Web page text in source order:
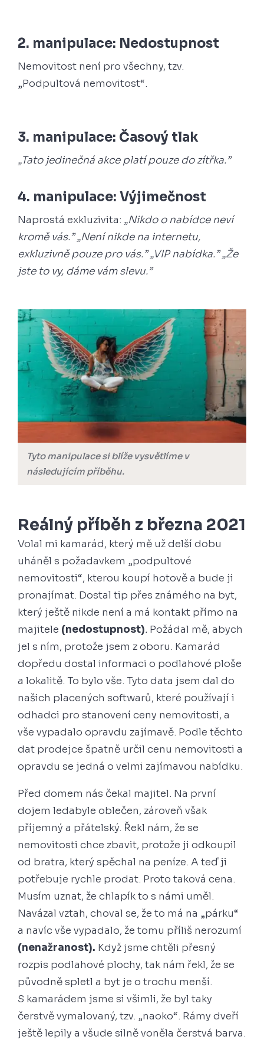
2. manipulace: Nedostupnost
Nemovitost není pro všechny, tzv.
„Podpultová nemovitost“.
3. manipulace: Časový tlak
„Tato jedinečná akce platí pouze do zítřka.”
4. manipulace: Výjimečnost
Naprostá exkluzivita: „Nikdo o nabídce neví
kromě vás.” „Není nikde na internetu,
exkluzivně pouze pro vás.” „VIP nabídka.” „Že
jste to vy, dáme vám slevu.”
Tyto manipulace si blíže vysvětlíme v
následujícím příběhu.
Reálný příběh z března 2021
Volal mi kamarád, který mě už delší dobu
uháněl s požadavkem „podpultové
nemovitosti“, kterou koupí hotově a bude ji
pronajímat. Dostal tip přes známého na byt,
který ještě nikde není a má kontakt přímo na
majitele (nedostupnost). Požádal mě, abych
jel s ním, protože jsem z oboru. Kamarád
dopředu dostal informaci o podlahové ploše
a lokalitě. To bylo vše. Tyto data jsem dal do
našich placených softwarů, které používají i
odhadci pro stanovení ceny nemovitosti, a
vše vypadalo opravdu zajímavě. Podle těchto
dat prodejce špatně určil cenu nemovitosti a
opravdu se jedná o velmi zajímavou nabídku.
Před domem nás čekal majitel. Na první
dojem ledabyle oblečen, zároveň však
příjemný a přátelský. Řekl nám, že se
nemovitosti chce zbavit, protože ji odkoupil
od bratra, který spěchal na peníze. A teď ji
potřebuje rychle prodat. Proto taková cena.
Musím uznat, že chlapík to s námi uměl.
Navázal vztah, choval se, že to má na „párku“
a navíc vše vypadalo, že tomu příliš nerozumí
(nenažranost). Když jsme chtěli přesný
rozpis podlahové plochy, tak nám řekl, že se
původně spletl a byt je o trochu menší.
S kamarádem jsme si všimli, že byl taky
čerstvě vymalovaný, tzv. „naoko“. Rámy dveří
ještě lepily a všude silně voněla čerstvá barva.